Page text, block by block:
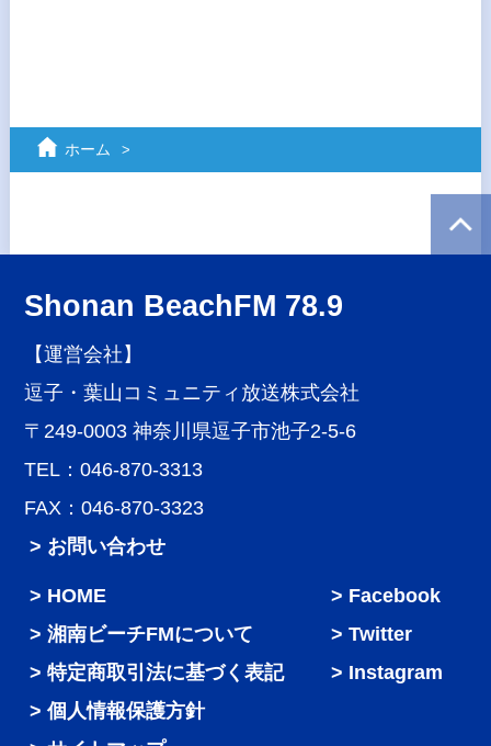
ホーム
Shonan BeachFM 78.9
【運営会社】
逗子・葉山コミュニティ放送株式会社
〒249-0003 神奈川県逗子市池子2-5-6
TEL：046-870-3313
FAX：046-870-3323
> お問い合わせ
HOME
湘南ビーチFMについて
特定商取引法に基づく表記
個人情報保護方針
Facebook
Twitter
Instagram